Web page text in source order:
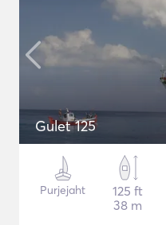
Gulet 125
Purjejaht
125 ft
38 m